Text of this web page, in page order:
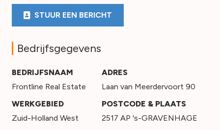
STUUR EEN BERICHT
Bedrijfsgegevens
BEDRIJFSNAAM
Frontline Real Estate
WERKGEBIED
Zuid-Holland West
ADRES
Laan van Meerdervoort 90
POSTCODE & PLAATS
2517 AP 's-GRAVENHAGE